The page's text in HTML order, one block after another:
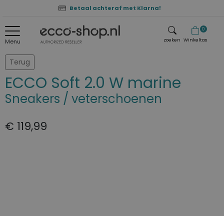
Betaal achteraf met Klarna!
Menu zoeken
0
Winkeltas
Terug
ECCO Soft 2.0 W marine
Sneakers / veterschoenen
€ 119,99